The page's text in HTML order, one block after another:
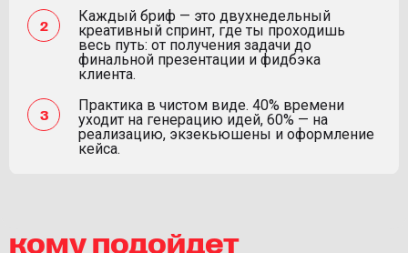
Каждый бриф — это двухнедельный
креативный спринт, где ты проходишь
весь путь: от получения задачи до
финальной презентации и фидбэка
клиента.
Практика в чистом виде. 40% времени
уходит на генерацию идей, 60% — на
реализацию, экзекьюшены и оформление
кейса.
кому подойдет